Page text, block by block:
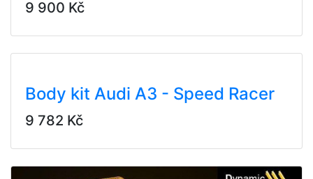
9 900 Kč
Body kit Audi A3 - Speed Racer
9 782 Kč